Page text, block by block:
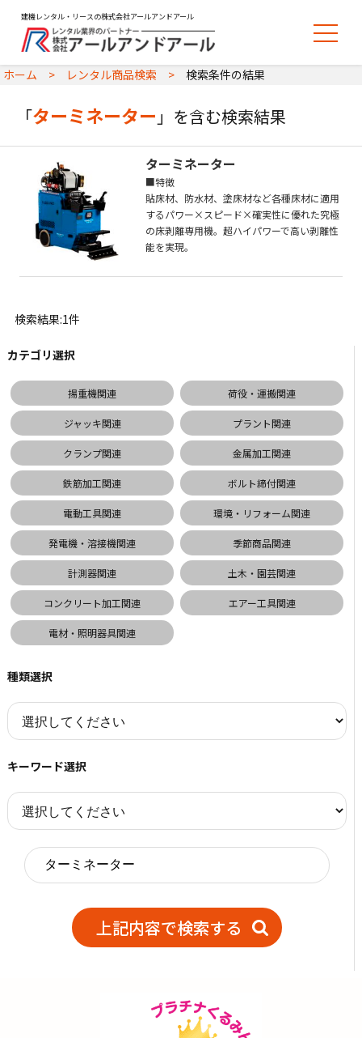
建機レンタル・リースの株式会社アールアンドアール
ホーム レンタル商品検索 検索条件の結果
「ターミネーター 」を含む検索結果
カテゴリ選択
揚重機関連 荷役・運搬関連
ジャッキ関連 プラント関連
クランプ関連 金属加工関連
鉄筋加工関連 ボルト締付関連
電動工具関連 環境・リフォーム関連
発電機・溶接機関連 季節商品関連
計測器関連 土木・園芸関連
コンクリート加工関連 エアー工具関連
電材・照明器具関連
種類選択
キーワード選択
ターミネーター
■特徴
貼床材、防水材、塗床材など各種床材に適用
するパワー×スピード×確実性に優れた究極
の床剥離専用機。超ハイパワーで高い剥離性
能を実現。
検索結果:1件